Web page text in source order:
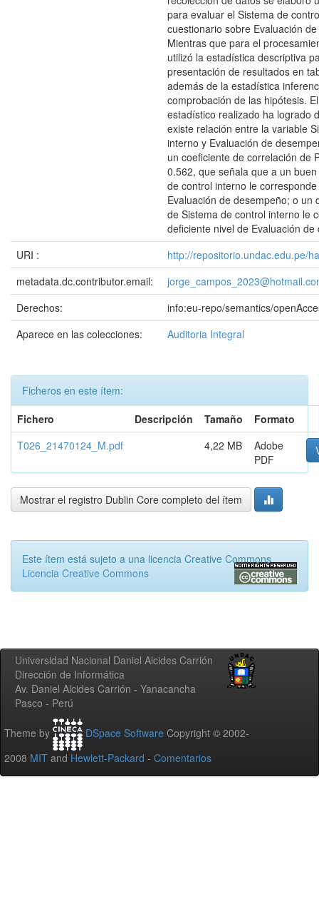
para evaluar el Sistema de
cuestionario sobre Evaluación
Mientras que para el
utilizó la estadística descriptiva
presentación de resultados en
además de la estadística
comprobación de las hipótesis.
estadístico realizado ha logrado
existe relación entre la variable
interno y Evaluación de
un coeficiente de correlación de
0.562, que señala que a un
de control interno le
Evaluación de desempeño; o un
de Sistema de control interno le
deficiente nivel de Evaluación de
URI :
http://repositorio.undac.edu.pe/
metadata.dc.contributor.email:
Derechos:
info:eu-repo/semantics/
Aparece en las colecciones:
Auditoria Integral
Ficheros en este ítem:
Fichero
Descripción Tamaño
Formato
T026_21470124_M.pdf
4,22 MB
Adobe
PDF
Mostrar el registro Dublin Core completo del ítem
Este ítem está sujeto a una licencia Creative Commons
Licencia Creative Commons
Universidad Nacional Daniel Alcides Carrión
Dirección de Informática
Av. Daniel Alcides Carrión - Yanacancha
Pasco - Perú
Theme by DSpace Software Copyright © 2002-
2008 MIT and Hewlett-Packard - Comentarios